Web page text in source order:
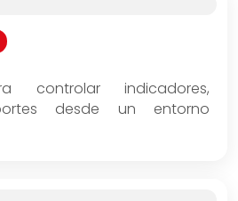
controlar indicadores,
desde un entorno